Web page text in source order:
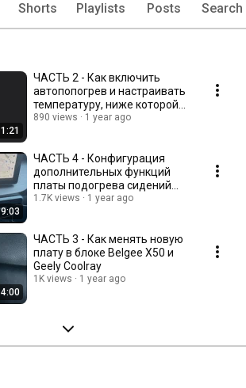
Shorts Playlists Posts Search
1:21
ЧАСТЬ 2 - Как включить
автопопогрев и настраивать
температуру, ниже которой
включается автопопогрев
890 views 1 year ago
9:03
ЧАСТЬ 4 - Конфигурация
дополнительных функций
платы подогрева сидений
Belgee X50 и Geely Coolray
1.7K views 1 year ago
4:00
ЧАСТЬ 3 - Как менять новую
плату в блоке Belgee X50 и
Geely Coolray
1K views 1 year ago